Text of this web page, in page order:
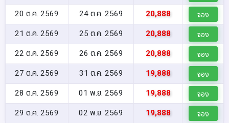
20 ต.ค. 2569 24 ต.ค. 2569 20,888 จอง
21 ต.ค. 2569 25 ต.ค. 2569 20,888 จอง
22 ต.ค. 2569 26 ต.ค. 2569 20,888 จอง
27 ต.ค. 2569 31 ต.ค. 2569 19,888 จอง
28 ต.ค. 2569 01 พ.ย. 2569 19,888 จอง
29 ต.ค. 2569 02 พ.ย. 2569 19,888 จอง